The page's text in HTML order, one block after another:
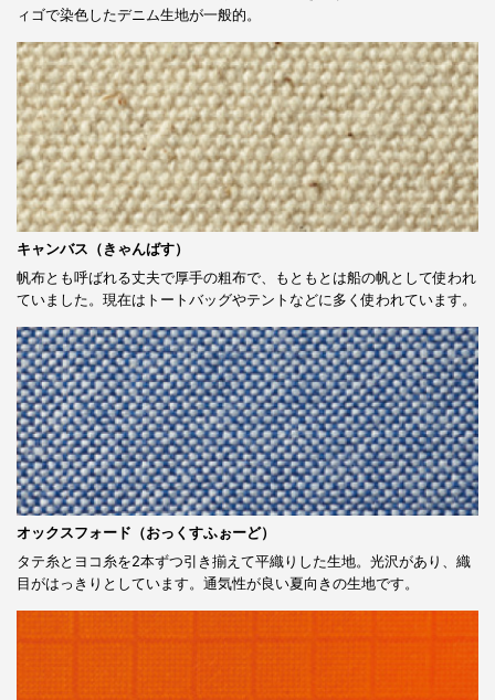
ィゴで染色したデニム生地が一般的。
キャンバス（きゃんばす）
帆布とも呼ばれる丈夫で厚手の粗布で、もともとは船の帆として使われ
ていました。現在はトートバッグやテントなどに多く使われています。
オックスフォード（おっくすふぉーど）
タテ糸とヨコ糸を2本ずつ引き揃えて平織りした生地。光沢があり、織
目がはっきりとしています。通気性が良い夏向きの生地です。